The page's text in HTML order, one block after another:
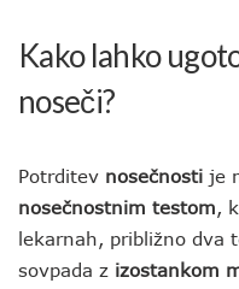
Kako lahko
noseči?
Potrditev nosečnosti je
nosečnostnim testom,
lekarnah, približno dva
sovpada z izostankom